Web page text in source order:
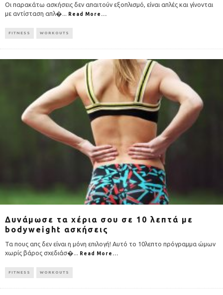
Οι παρακάτω ασκήσεις δεν απαιτούν εξοπλισμό, είναι απλές και γίνονται
με αντίσταση απλ�... Read More...
FITNESS WORKOUTS
Δυνάμωσε τα χέρια σου σε 10 λεπτά με
bodyweight ασκήσεις
Τα πους απς δεν είναι η μόνη επιλογή! Αυτό το 10λεπτο πρόγραμμα ώμων
χωρίς βάρος σχεδιάσ�... Read More...
FITNESS WORKOUTS